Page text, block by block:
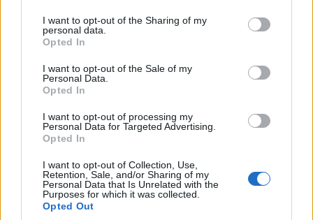
I want to opt-out of the Sharing of my
personal data.
Opted In
I want to opt-out of the Sale of my
Personal Data.
Opted In
I want to opt-out of processing my
Personal Data for Targeted Advertising.
Opted In
I want to opt-out of Collection, Use,
Retention, Sale, and/or Sharing of my
Personal Data that Is Unrelated with the
Purposes for which it was collected.
Opted Out
Loro non lo farebbero. Loro per ora aspettano, poi
confesso, mi prende sempre un furore calmo
quando ne vedo una rischiare l’infarto sotto quei
drappi, io che boccheggio in canottiera. Ma che
dovremmo fare? Il guaio è che questo loro
autolesionista, è un altro viatico per imporre la
sharia. Lo dicono, lo fanno. Come coi maranza,
come con lo stragismo nobilitato, la dieta da